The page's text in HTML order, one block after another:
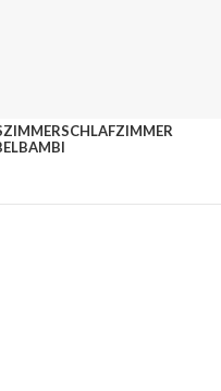
SCHLAFZIMMER
BAMBI